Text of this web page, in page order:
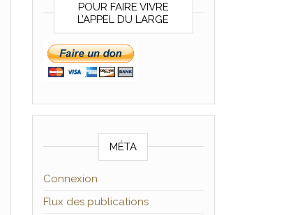
POUR FAIRE VIVRE
L’APPEL DU LARGE
MÉTA
Connexion
Flux des publications